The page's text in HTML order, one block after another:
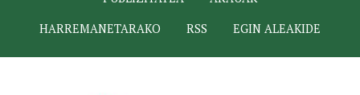
HARREMANETARAKO
RSS EGIN ALEAKIDE